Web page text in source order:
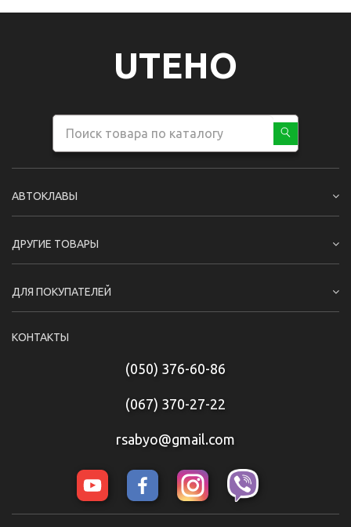
UTEHO
АВТОКЛАВЫ
ДРУГИЕ ТОВАРЫ
ДЛЯ ПОКУПАТЕЛЕЙ
КОНТАКТЫ
(050) 376-60-86
(067) 370-27-22
rsabyo@gmail.com